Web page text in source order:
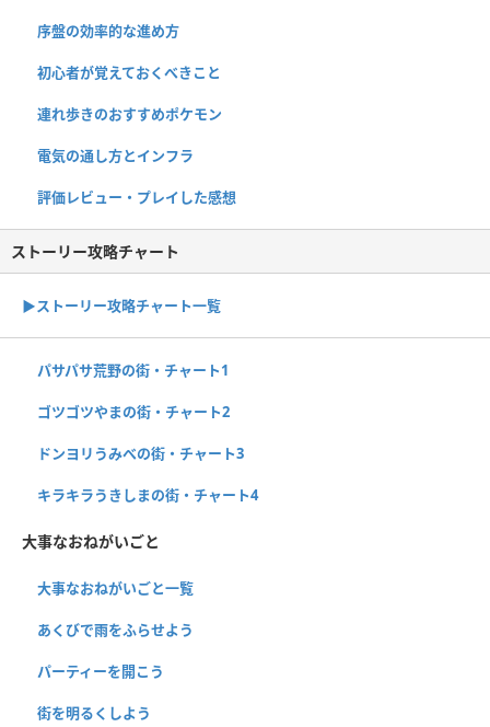
序盤の効率的な進め方
初心者が覚えておくべきこと
連れ歩きのおすすめポケモン
電気の通し方とインフラ
評価レビュー・プレイした感想
ストーリー攻略チャート
▶ストーリー攻略チャート一覧
パサパサ荒野の街・チャート1
ゴツゴツやまの街・チャート2
ドンヨリうみべの街・チャート3
キラキラうきしまの街・チャート4
大事なおねがいごと
大事なおねがいごと一覧
あくびで雨をふらせよう
パーティーを開こう
街を明るくしよう